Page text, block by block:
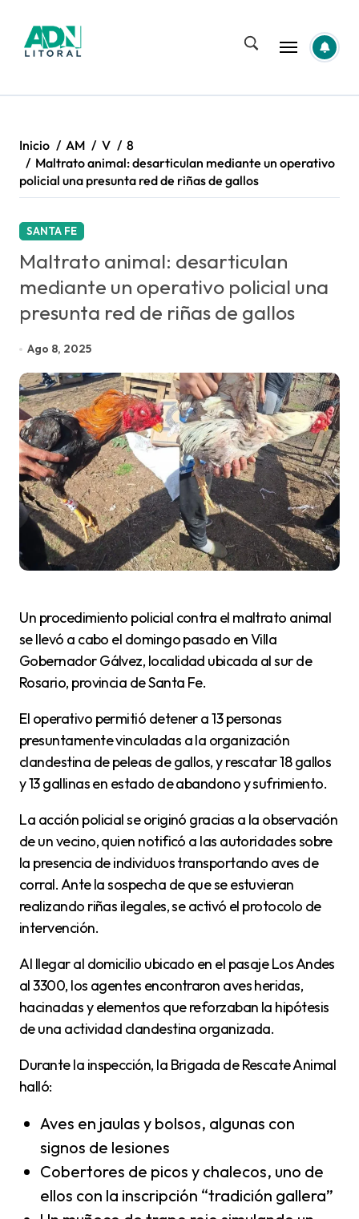
contenido
Inicio AM V
8
Maltrato animal: desarticulan mediante un operativo
policial una presunta red de riñas de gallos
SANTA FE
Maltrato animal: desarticulan
mediante un operativo policial una
presunta red de riñas de gallos
Ago 8, 2025
Un procedimiento policial contra el maltrato animal
se llevó a cabo el domingo pasado en Villa
Gobernador Gálvez, localidad ubicada al sur de
Rosario, provincia de Santa Fe.
El operativo permitió detener a 13 personas
presuntamente vinculadas a la organización
clandestina de peleas de gallos, y rescatar 18 gallos
y 13 gallinas en estado de abandono y sufrimiento.
La acción policial se originó gracias a la observación
de un vecino, quien notificó a las autoridades sobre
la presencia de individuos transportando aves de
corral. Ante la sospecha de que se estuvieran
realizando riñas ilegales, se activó el protocolo de
intervención.
Al llegar al domicilio ubicado en el pasaje Los Andes
al 3300, los agentes encontraron aves heridas,
hacinadas y elementos que reforzaban la hipótesis
de una actividad clandestina organizada.
Durante la inspección, la Brigada de Rescate Animal
halló:
Aves en jaulas y bolsos, algunas con
signos de lesiones
Cobertores de picos y chalecos, uno de
ellos con la inscripción “tradición gallera”